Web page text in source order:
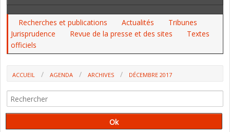
Recherches et publications Actualités
Tribunes
Jurisprudence
Revue de la presse et des sites
Textes
officiels
ACCUEIL AGENDA ARCHIVES DÉCEMBRE 2017